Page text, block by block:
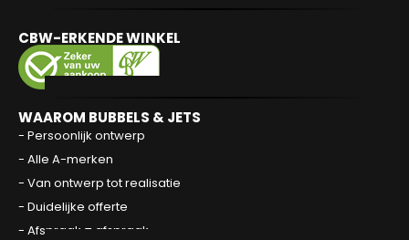
CBW-ERKENDE WINKEL
WAAROM BUBBELS & JETS
- Persoonlijk ontwerp
- Alle A-merken
- Van ontwerp tot realisatie
- Duidelijke offerte
- Afspraak = afspraak